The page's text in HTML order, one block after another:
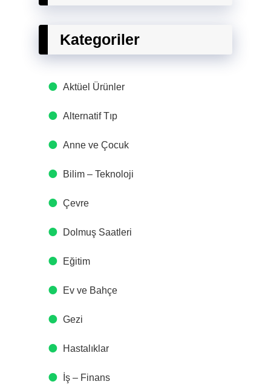
Kategoriler
Aktüel Ürünler
Alternatif Tıp
Anne ve Çocuk
Bilim – Teknoloji
Çevre
Dolmuş Saatleri
Eğitim
Ev ve Bahçe
Gezi
Hastalıklar
İş – Finans